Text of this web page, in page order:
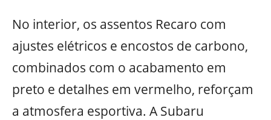
No interior, os assentos Recaro com
ajustes elétricos e encostos de carbono,
combinados com o acabamento em
preto e detalhes em vermelho, reforçam
a atmosfera esportiva. A Subaru